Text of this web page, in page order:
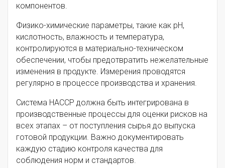
компонентов.
Физико-химические параметры, такие как pH,
кислотность, влажность и температура,
контролируются в материально-техническом
обеспечении, чтобы предотвратить нежелательные
изменения в продукте. Измерения проводятся
регулярно в процессе производства и хранения.
Система HACCP должна быть интегрирована в
производственные процессы для оценки рисков на
всех этапах – от поступления сырья до выпуска
готовой продукции. Важно документировать
каждую стадию контроля качества для
соблюдения норм и стандартов.